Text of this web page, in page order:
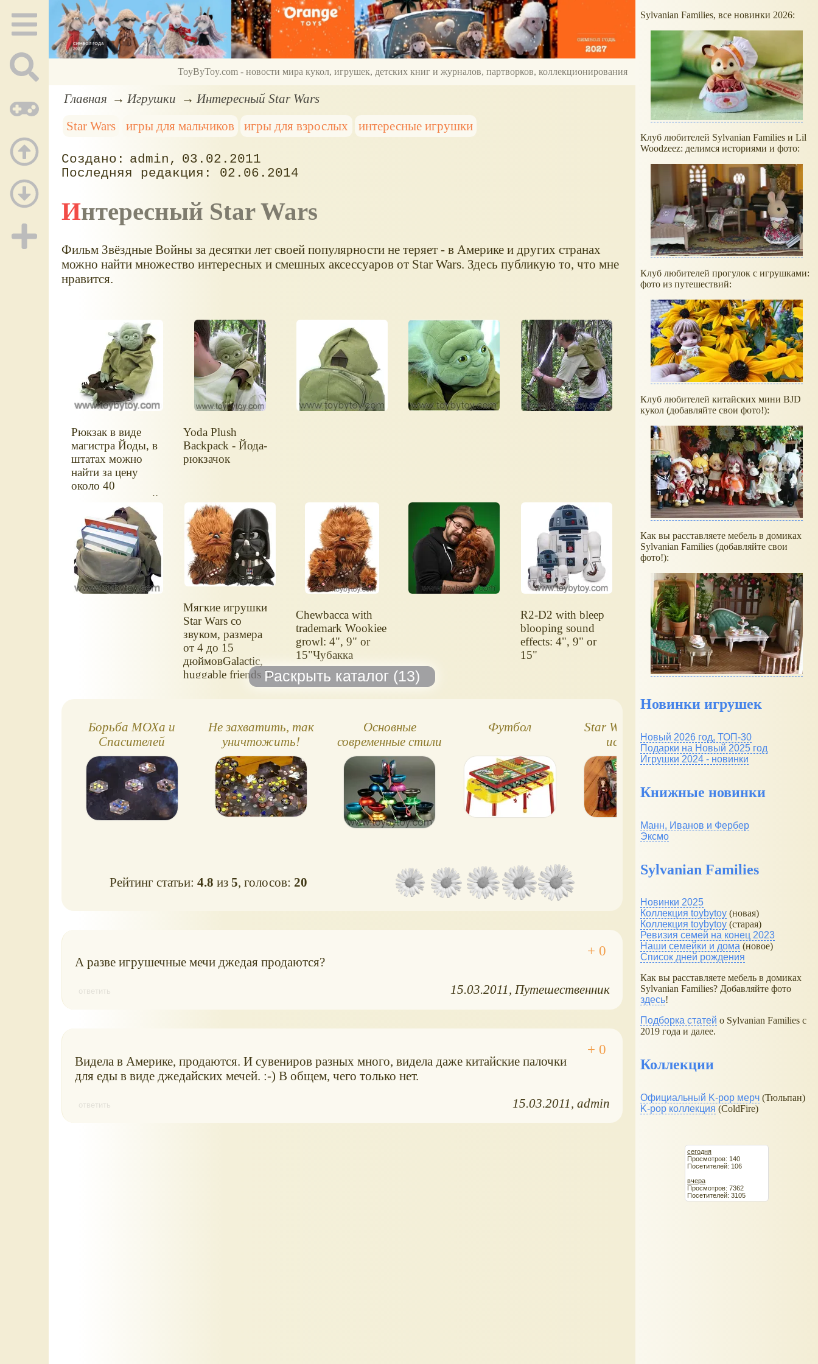
ToyByToy.com - новости мира кукол, игрушек, детских книг и журналов, партворков, коллекционирования
Главная Игрушки
Интересный Star Wars
Star Wars
игры для мальчиков игры для взрослых интересные игрушки
admin
03.02.2011
02.06.2014
Интересный Star Wars
Фильм Звёздные Войны за десятки лет своей популярности не теряет - в Америке и других странах
можно найти множество интересных и смешных аксессуаров от Star Wars. Здесь публикую то, что мне
нравится.
Рюкзак в виде
магистра Йоды, в
штатах можно
найти за цену
около 40
долларов, мягкий.
Дальше на фото
видно детали.
:-)Yoda Plush
Backpack
Yoda Plush
Backpack - Йода-
рюкзачок
Мягкие игрушки
Star Wars со
звуком, размера
от 4 до 15
дюймовGalactic,
huggable friends in
sizes from 4" to
Chewbacca with
trademark Wookiee
growl: 4", 9" or
15"Чубакка
R2-D2 with bleep
blooping sound
effects: 4", 9" or
15"
Борьба МОХа и
Спасителей
Не захватить, так
уничтожить!
Основные
современные стили
игры с йо-йо
Футбол
Star Wars полная
история
— Eclipse
Рейтинг статьи:4.8 из5, голосов:20
А разве игрушечные мечи джедая продаются?
ответить 15.03.2011 Путешественник
Видела в Америке, продаются. И сувениров разных много, видела даже китайские палочки
для еды в виде джедайских мечей. :-) В общем, чего только нет.
ответить 15.03.2011 admin
Sylvanian Families, все новинки 2026:
Клуб любителей Sylvanian Families и Lil
Woodzeez: делимся историями и фото:
Клуб любителей прогулок с игрушками:
фото из путешествий:
Клуб любителей китайских мини BJD
кукол (добавляйте свои фото!):
Как вы расставляете мебель в домиках
Sylvanian Families (добавляйте свои
фото!):
Новинки игрушек
Новый 2026 год, ТОП-30
Подарки на Новый 2025 год
Игрушки 2024 - новинки
Книжные новинки
Манн, Иванов и Фербер
Эксмо
Sylvanian Families
Новинки 2025
Коллекция toybytoy (новая)
Коллекция toybytoy (старая)
Ревизия семей на конец 2023
Наши семейки и дома (новое)
Список дней рождения
Как вы расставляете мебель в домиках
Sylvanian Families? Добавляйте фото
здесь!
Подборка статей о Sylvanian Families с
2019 года и далее.
Коллекции
Официальный K-pop мерч (Тюльпан)
K-pop коллекция (ColdFire)
сегодня
Просмотров: 140
Посетителей: 106
вчера
Просмотров: 7362
Посетителей: 3105